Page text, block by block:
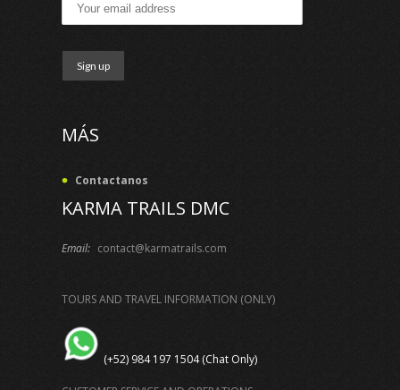
MÁS
Contactanos
KARMA TRAILS DMC
Email: contact@karmatrails.com
TOURS AND TRAVEL INFORMATION (ONLY)
(+52) 984 197 1504 (Chat Only)